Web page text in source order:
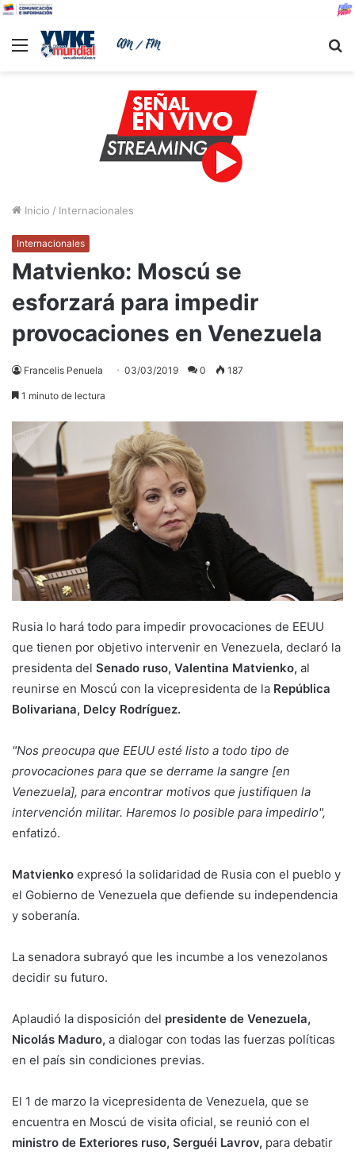
Menu
Inicio / Internacionales
Internacionales
Matvienko: Moscú se
esforzará para impedir
provocaciones en Venezuela
Francelis Penuela 03/03/2019 0 187
1 minuto de lectura
Rusia lo hará todo para impedir provocaciones de EEUU
que tienen por objetivo intervenir en Venezuela, declaró la
presidenta del Senado ruso, Valentina Matvienko, al
reunirse en Moscú con la vicepresidenta de la República
Bolivariana, Delcy Rodríguez.
"Nos preocupa que EEUU esté listo a todo tipo de
provocaciones para que se derrame la sangre [en
Venezuela], para encontrar motivos que justifiquen la
intervención militar. Haremos lo posible para impedirlo",
enfatizó.
Matvienko expresó la solidaridad de Rusia con el pueblo y
el Gobierno de Venezuela que defiende su independencia
y soberanía.
La senadora subrayó que les incumbe a los venezolanos
decidir su futuro.
Aplaudió la disposición del presidente de Venezuela,
Nicolás Maduro, a dialogar con todas las fuerzas políticas
en el país sin condiciones previas.
El 1 de marzo la vicepresidenta de Venezuela, que se
encuentra en Moscú de visita oficial, se reunió con el
ministro de Exteriores ruso, Serguéi Lavrov, para debatir